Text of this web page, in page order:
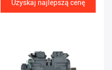
Uzyskaj najlepszą cenę